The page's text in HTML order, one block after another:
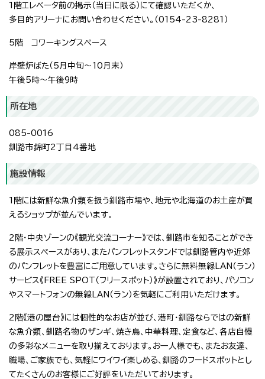
1階エレベータ前の掲示（当日に限る）にて確認いただくか、
多目的アリーナにお問い合わせください。（0154-23-8281）
5階 コワーキングスペース
岸壁炉ばた（5月中旬～10月末）
午後5時～午後9時
所在地
085-0016
釧路市錦町2丁目4番地
施設情報
1階には新鮮な魚介類を扱う釧路市場や、地元や北海道のお土産が買
えるショップが並んでいます。
2階・中央ゾーンの《観光交流コーナー》では、釧路市を知ることができ
る展示スペースがあり、またパンフレットスタンドでは釧路管内や近郊
のパンフレットを豊富にご用意しています。さらに無料無線LAN（ラン）
サービス《FREE SPOT（フリースポット）》が設置されており、パソコン
やスマートフォンの無線LAN（ラン）を気軽にご利用いただけます。
2階《港の屋台》には個性的なお店が並び、港町・釧路ならではの新鮮
な魚介類、釧路名物のザンギ、焼き鳥、中華料理、定食など、各店自慢
の多彩なメニューを取り揃えております。お一人様でも、またお友達、
職場、ご家族でも、気軽にワイワイ楽しめる、釧路のフードスポットとし
てたくさんのお客様にご好評をいただいております。